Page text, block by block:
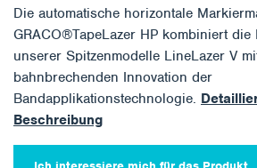
Die automatische horizontale
GRACO®TapeLazer HP kombiniert die
unserer Spitzenmodelle LineLazer V
bahnbrechenden Innovation der
Bandapplikationstechnologie.
Beschreibung